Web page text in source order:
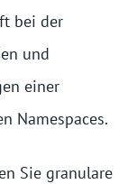
bei der
und
einer
Namespaces.
Sie granulare